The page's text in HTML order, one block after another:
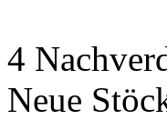
4
Neue